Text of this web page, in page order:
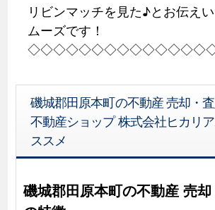
リビンマッチを見た♪とお伝え
ムーズです！
磯城郡田原本町の不動産 売却・
不動産ショップ 株式会社ヒカリ
ススメ
磯城郡田原本町の不動産 売